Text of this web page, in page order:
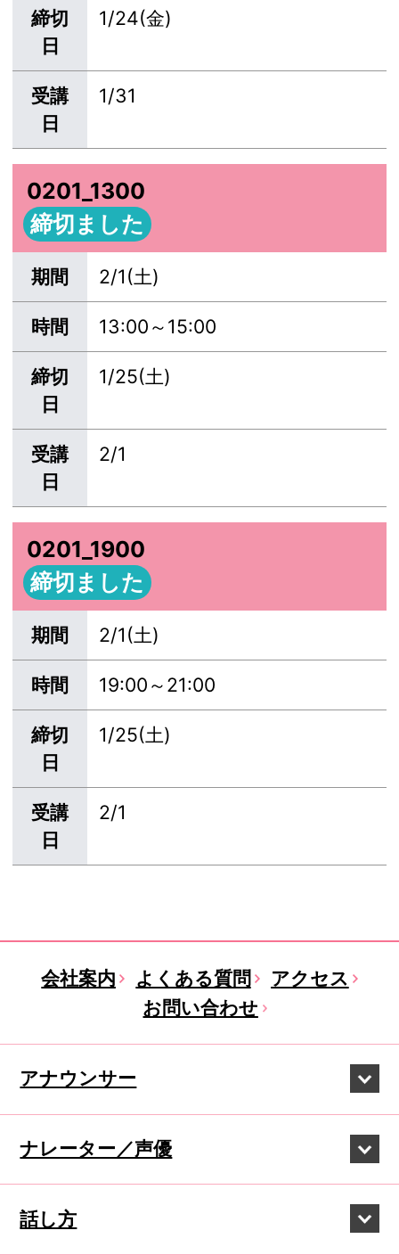
締切
日
1/24(金)
受講
日
1/31
0201_1300
締切ました
期間 2/1(土)
時間 13:00～15:00
締切
日
1/25(土)
受講
日
2/1
0201_1900
締切ました
期間 2/1(土)
時間 19:00～21:00
締切
日
1/25(土)
受講
日
2/1
会社案内 よくある質問
アクセス
お問い合わせ
アナウンサー
ナレーター／声優
話し方